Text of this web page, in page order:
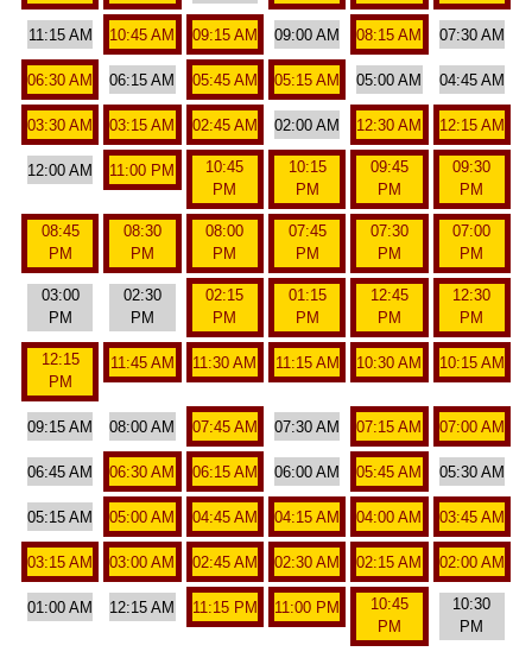
11:15 AM 10:45 AM 09:15 AM 09:00 AM 08:15 AM 07:30 AM
06:30 AM 06:15 AM 05:45 AM 05:15 AM 05:00 AM 04:45 AM
03:30 AM 03:15 AM 02:45 AM 02:00 AM 12:30 AM 12:15 AM
12:00 AM 11:00 PM
10:45
PM
10:15
PM
09:45
PM
09:30
PM
08:45
PM
08:30
PM
08:00
PM
07:45
PM
07:30
PM
07:00
PM
03:00
PM
02:30
PM
02:15
PM
01:15
PM
12:45
PM
12:30
PM
12:15
PM
11:45 AM 11:30 AM 11:15 AM 10:30 AM 10:15 AM
09:15 AM 08:00 AM 07:45 AM 07:30 AM 07:15 AM 07:00 AM
06:45 AM 06:30 AM 06:15 AM 06:00 AM 05:45 AM 05:30 AM
05:15 AM 05:00 AM 04:45 AM 04:15 AM 04:00 AM 03:45 AM
03:15 AM 03:00 AM 02:45 AM 02:30 AM 02:15 AM 02:00 AM
01:00 AM 12:15 AM 11:15 PM 11:00 PM
10:45
PM
10:30
PM